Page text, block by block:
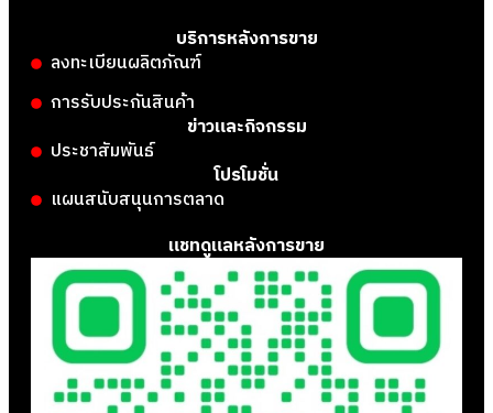
บริการหลังการขาย
ลงทะเบียนผลิตภัณฑ์
การรับประกันสินค้า
ข่าวและกิจกรรม
ประชาสัมพันธ์
โปรโมชั่น
แผนสนับสนุนการตลาด
แชทดูแลหลังการขาย